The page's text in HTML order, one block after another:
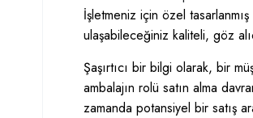
İşletmeniz için özel tasarlanmış
ulaşabileceğiniz kaliteli, göz
Şaşırtıcı bir bilgi olarak, bir
ambalajın rolü satın alma
zamanda potansiyel bir satış